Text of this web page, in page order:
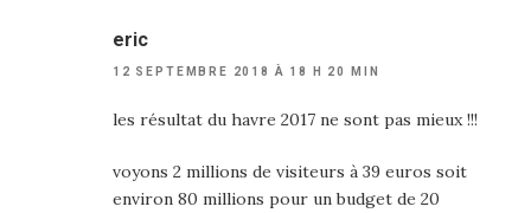
eric
12 SEPTEMBRE 2018 À 18 H 20 MIN
les résultat du havre 2017 ne sont pas mieux !!!
voyons 2 millions de visiteurs à 39 euros soit
environ 80 millions pour un budget de 20